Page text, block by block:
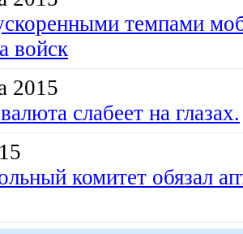
темпами
войск
2015
слабеет на глазах.
комитет обязал